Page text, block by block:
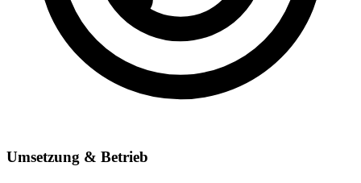
Umsetzung & Betrieb